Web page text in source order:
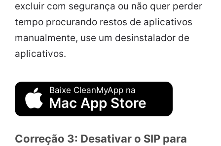
excluir com segurança ou não quer perder
tempo procurando restos de aplicativos
manualmente, use um desinstalador de
aplicativos.
Baixe CleanMyApp na
Mac App Store
Correção 3: Desativar o SIP para